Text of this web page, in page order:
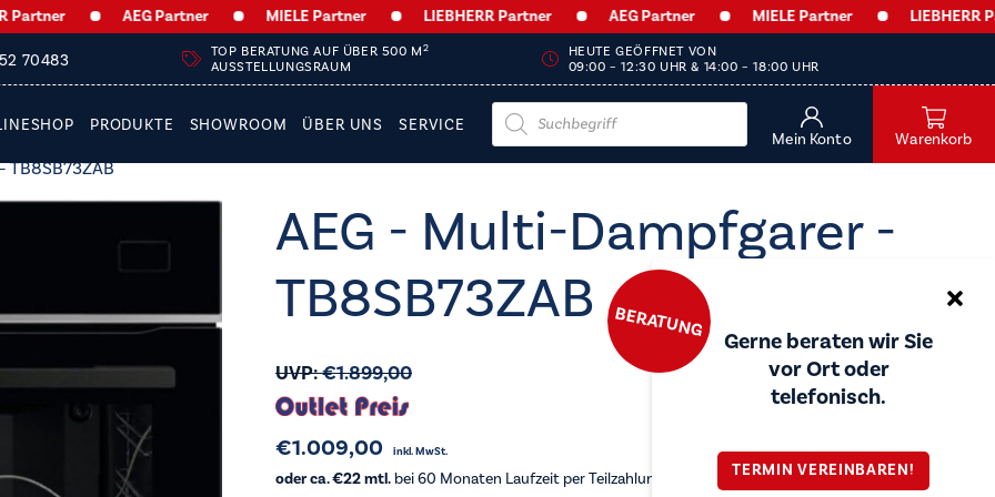
AEG Partner MIELE Partner LIEBHERR Partner AEG Partner MIELE Partner LIEBHERR Partner
70483 TOP BERATUNG AUF ÜBER 500 M2
AUSSTELLUNGSRAUM
HEUTE GEÖFFNET VON
09:00 – 12:30 UHR & 14:00 – 18:00 UHR
PRODUKTE SHOWROOM ÜBER UNS SERVICE
Products
search
Mein Konto Warenkorb
BERATUNG
Gerne beraten wir Sie
vor Ort oder
telefonisch.
TERMIN VEREINBAREN!
AEG - Multi-Dampfgarer -
TB8SB73ZAB
UVP:€1.899,00
€1.009,00 inkl. MwSt.
oder ca. €22 mtl.bei 60 Monaten Laufzeit per Teilzahlung